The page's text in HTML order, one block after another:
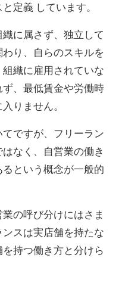
定義 しています。
に属さず、独立して
り、自らのスキルを
織に雇用されていな
、最低賃金や労働時
りません。
ですが、フリーラン
なく、自営業の働き
という概念が一般的
の呼び分けにはさま
スは実店舗を持たな
持つ働き方と分けら